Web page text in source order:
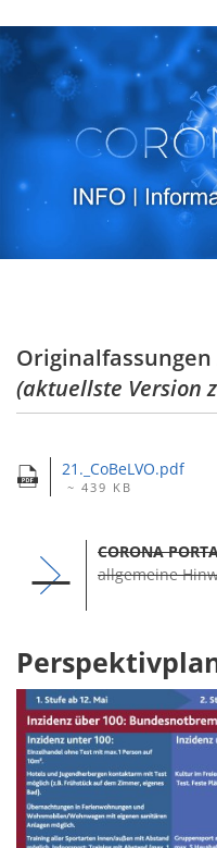
(aktuellste Version
21._CoBeLVO.pdf
~ 439 KB
CORONA
allgemeine